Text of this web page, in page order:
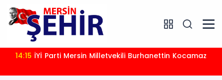
14:15 İYİ Parti Mersin Milletvekili Burhanettin Kocamaz